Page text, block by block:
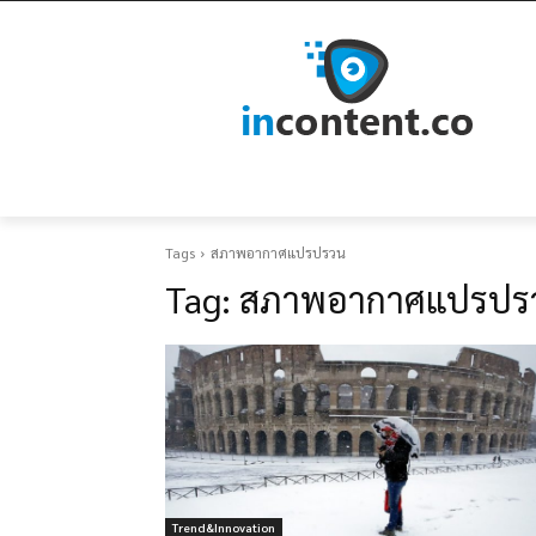
Tags สภาพอากาศแปรปรวน
Tag: สภาพอากาศแปรป
Trend&Innovation